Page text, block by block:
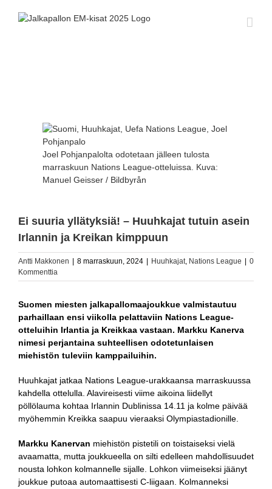
isompanaJoel Pohjanpalolta odotetaan jälleen tulosta
marraskuun Nations League-otteluissa. Kuva:
Manuel Geisser / Bildbyrån
Ei suuria yllätyksiä! – Huuhkajat tutuin asein
Irlannin ja Kreikan kimppuun
Antti Makkonen 8 marraskuun, 2024 Huuhkajat, Nations League
0
Kommenttia
Suomen miesten jalkapallomaajoukkue valmistautuu
parhaillaan ensi viikolla pelattaviin Nations League-
otteluihin Irlantia ja Kreikkaa vastaan. Markku Kanerva
nimesi perjantaina suhteellisen odotetunlaisen
miehistön tuleviin kamppailuihin.
Huuhkajat jatkaa Nations League-urakkaansa marraskuussa
kahdella ottelulla. Alavireisesti viime aikoina liidellyt
pöllölauma kohtaa Irlannin Dublinissa 14.11 ja kolme päivää
myöhemmin Kreikka saapuu vieraaksi Olympiastadionille.
Markku Kanervan miehistön pistetili on toistaiseksi vielä
avaamatta, mutta joukkueella on silti edelleen mahdollisuudet
nousta lohkon kolmannelle sijalle. Lohkon viimeiseksi jäänyt
joukkue putoaa automaattisesti C-liigaan. Kolmanneksi